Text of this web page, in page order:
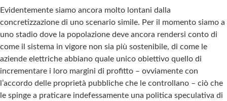
Evidentemente siamo ancora molto lontani dalla
concretizzazione di uno scenario simile. Per il momento siamo a
uno stadio dove la popolazione deve ancora rendersi conto di
come il sistema in vigore non sia più sostenibile, di come le
aziende elettriche abbiano quale unico obiettivo quello di
incrementare i loro margini di profitto – ovviamente con
l’accordo delle proprietà pubbliche che le controllano – ciò che
le spinge a praticare indefessamente una politica speculativa di